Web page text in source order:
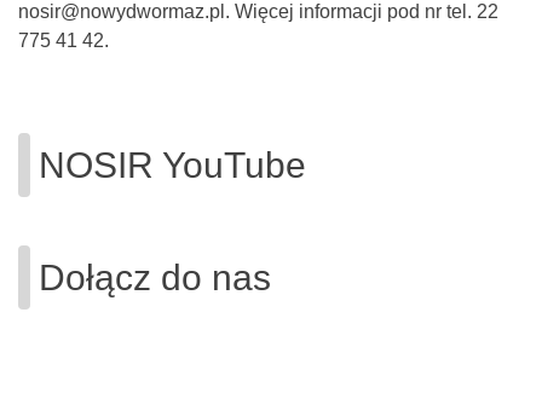
nosir@nowydwormaz.pl. Więcej informacji pod nr tel. 22
775 41 42.
NOSIR YouTube
Dołącz do nas